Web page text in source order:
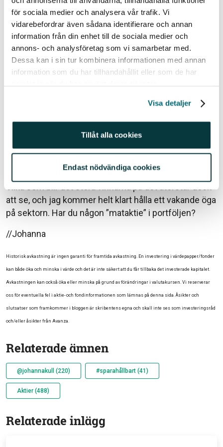
för sociala medier och analysera vår trafik. Vi
vidarebefordrar även sådana identifierare och annan
information från din enhet till de sociala medier och
annons- och analysföretag som vi samarbetar med.
Dessa kan i sin tur kombinera informationen med annan
information som du har tillhandahållit eller som de har
Visa detaljer
Tillåt alla cookies
Endast nödvändiga cookies
utvecklar och säljer växtproteiner som bland annat
sojaprotein som används i mejeriprodukter. Övriga
tjänster och produkter innefattar reningstekniker för
proteinerna samt PH-neutrala drycker.
Kellogg – De flesta av oss associerar Kellogg främst
med frukostflingor, men bolaget säljer också 40 000
MorningStar Farms. Det gröna ”köttet” används i
För såväl kropp och själ som klimatet, finns det
med plantbaserad kött är helt klart här för att stanna.
Vilka som blir det stora vinnarna på det återstår dock
att se, och jag kommer helt klart hålla ett vakande öga
på sektorn. Har du någon ”mataktie” i portföljen?
//Johanna
Historisk avkastning är ingen garanti för framtida avkastning. En investering i värdepapper/fonder
kan både öka och minska i värde och det är inte säkert att du får tillbaka det investerade kapitalet.
Avkastningen kan också öka eller minska på grund av förändringar i valutakursen. Vi reserverar
oss för eventuella fel i aktie- och fondinformationen som lämnas på denna sida. Åsikter och
slutsatser som framkommer i bloggen är skribentens egna och skall inte ses som investeringsråd
och/eller åsikter från Avanza.
Relaterade ämnen
@johannakull (220) #sparahållbart (41)
Aktier (488)
Relaterade inlägg